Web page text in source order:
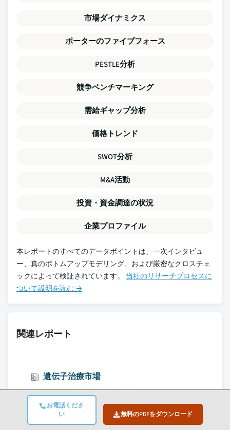
お電話くださ
い
無料のPDFをダウンロード
市場ダイナミクス
ポーターのファイブフォース
PESTLE分析
競争ベンチマーキング
需給ギャップ分析
価格トレンド
SWOT分析
M&A活動
投資・資金調達の状況
企業プロファイル
本レポートのすべてのデータポイントは、一次インタビュ
ー、真のボトムアップモデリング、および厳密なクロスチェ
ックによって検証されています。 当社のリサーチプロセスに
ついて設明を読む →
関連レポート
遺伝子治療市場
細胞および遺伝子治療市場
インドバイオシミラー市場